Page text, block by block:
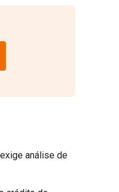
análise de